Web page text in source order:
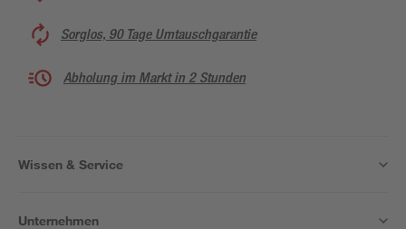
Sorglos, 90 Tage Umtauschgarantie
Abholung im Markt in 2 Stunden
Wissen & Service
Unternehmen